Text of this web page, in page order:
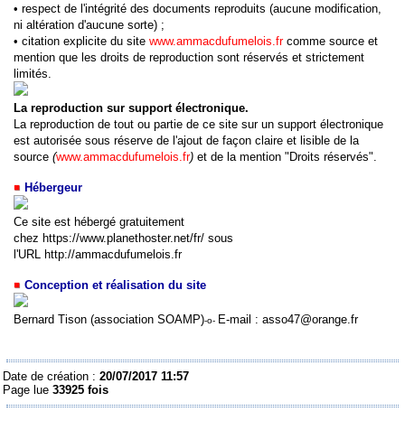
• respect de l'intégrité des documents reproduits (aucune modification,
ni altération d'aucune sorte) ;
• citation explicite du sitewww.ammacdufumelois.frcomme source et
mention que les droits de reproduction sont réservés et strictement
limités.
La reproduction sur support électronique.
La reproduction de tout ou partie de ce site sur un support électronique
est autorisée sous réserve de l'ajout de façon claire et lisible de la
source(www.ammacdufumelois.fr) et de la mention "Droits réservés".
Hébergeur
Ce site est hébergé gratuitement
chez https://www.planethoster.net/fr/ sous
l'URL
http://ammacdufumelois.fr
Conception et réalisation du site
Bernard Tison (association SOAMP)-o- E-mail :asso47@orange.fr
Date de création :20/07/2017 11:57
Page lue33925 fois